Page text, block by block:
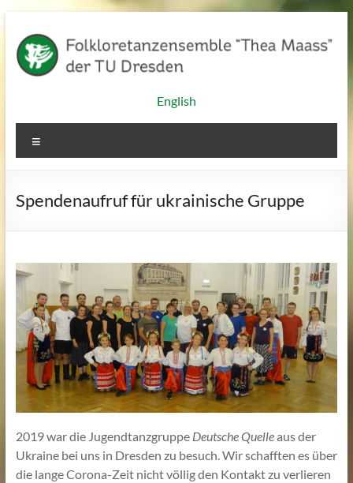
Inhalt
springen
Folkloretanzensemble
"Thea
Maass"
der
TU
English
Spendenaufruf für ukrainische Gruppe
2019 war die Jugendtanzgruppe Deutsche Quelleaus der
Ukraine bei uns in Dresden zu besuch. Wir schafften es über
die lange Corona-Zeit nicht völlig den Kontakt zu verlieren